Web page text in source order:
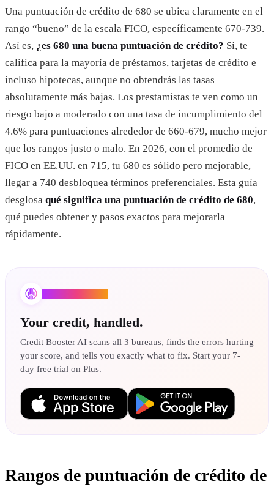
Una puntuación de crédito de 680 se ubica claramente en el
rango “bueno” de la escala FICO, específicamente 670-739.
Así es, ¿es 680 una buena puntuación de crédito? Sí, te
califica para la mayoría de préstamos, tarjetas de crédito e
incluso hipotecas, aunque no obtendrás las tasas
absolutamente más bajas. Los prestamistas te ven como un
riesgo bajo a moderado con una tasa de incumplimiento del
4.6% para puntuaciones alrededor de 660-679, mucho mejor
que los rangos justo o malo. En 2026, con el promedio de
FICO en EE.UU. en 715, tu 680 es sólido pero mejorable,
llegar a 740 desbloquea términos preferenciales. Esta guía
desglosa qué significa una puntuación de crédito de 680,
qué puedes obtener y pasos exactos para mejorarla
rápidamente.
Your credit, handled.
Credit Booster AI scans all 3 bureaus, finds the errors hurting
your score, and tells you exactly what to fix. Start your 7-
day free trial on Plus.
Rangos de puntuación de crédito de